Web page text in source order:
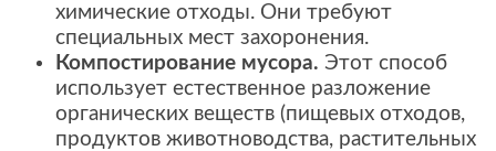
химические отходы. Они требуют
специальных мест захоронения.
Компостирование мусора. Этот способ
использует естественное разложение
органических веществ (пищевых отходов,
продуктов животноводства, растительных